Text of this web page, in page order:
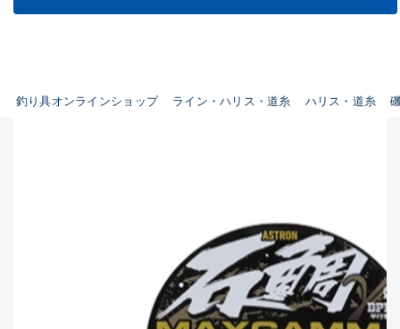
釣り具オンラインショップ ライン・ハリス・道糸 ハリス・道糸
新商品(35)
使用感や傷のある一般的な中古
品
C-